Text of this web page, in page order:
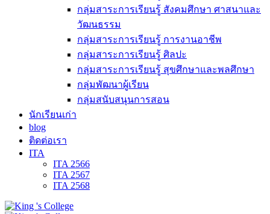
กลุ่มสาระการเรียนรู้ สังคมศึกษา ศาสนาและ
วัฒนธรรม
กลุ่มสาระการเรียนรู้ การงานอาชีพ
กลุ่มสาระการเรียนรู้ ศิลปะ
กลุ่มสาระการเรียนรู้ สุขศึกษาและพลศึกษา
กลุ่มพัฒนาผู้เรียน
กลุ่มสนับสนุนการสอน
นักเรียนเก่า
blog
ติดต่อเรา
ITA
ITA 2566
ITA 2567
ITA 2568